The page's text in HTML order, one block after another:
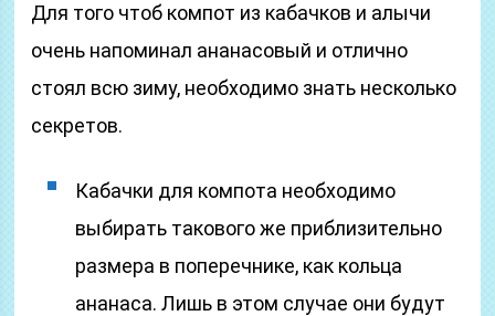
Для того чтоб компот из кабачков и алычи
очень напоминал ананасовый и отлично
стоял всю зиму, необходимо знать несколько
секретов.
Кабачки для компота необходимо
выбирать такового же приблизительно
размера в поперечнике, как кольца
ананаса. Лишь в этом случае они будут